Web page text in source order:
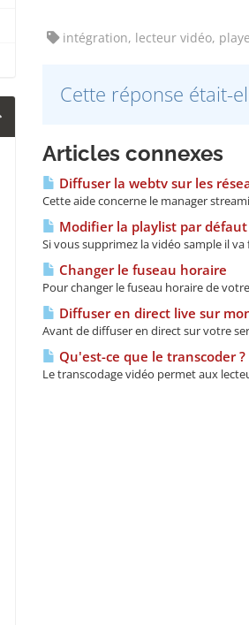
intégration, lecteur vidéo,
Cette réponse était-
Articles connexes
Diffuser la webtv sur les
Cette aide concerne le manager
Modifier la playlist par
Si vous supprimez la vidéo sample il
Changer le fuseau horaire
Pour changer le fuseau horaire de
Diffuser en direct live sur
Avant de diffuser en direct sur votre
Qu'est-ce que le transcoder ?
Le transcodage vidéo permet aux